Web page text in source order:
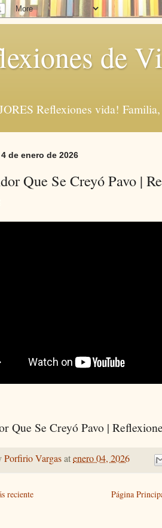
de
Reflexiones vida!
de enero de 2026
Que Se Creyó Pavo |
Que Se Creyó Pavo |
Porfirio Vargasatenero 04, 2026
reciente Página